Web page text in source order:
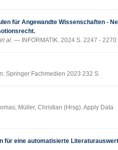
für Angewandte Wissenschaften -
al.
INFORMATIK. 2024 S. 2247 - 2270
Springer Fachmedien 2023 232 S.
Müller, Christian (Hrsg). Apply Data
für eine automatisierte